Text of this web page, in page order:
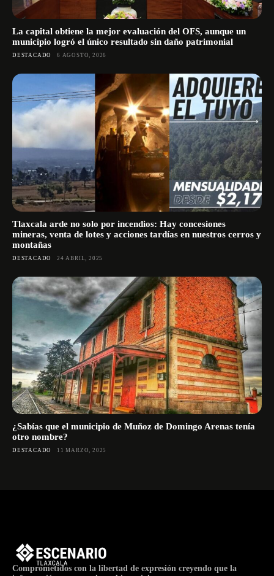
La capital obtiene la mejor evaluación del OFS, aunque un
municipio logró el único resultado sin daño patrimonial
DESTACADO 6 AGOSTO, 2026
Tlaxcala arde no solo por incendios: Hay concesiones
mineras, venta de lotes y acciones tardías en nuestros cerros y
montañas
DESTACADO 24 ABRIL, 2025
¿Sabías que el municipio de Muñoz de Domingo Arenas tenía
otro nombre?
DESTACADO 11 MARZO, 2025
Comprometidos con la libertad de expresión creyendo que la